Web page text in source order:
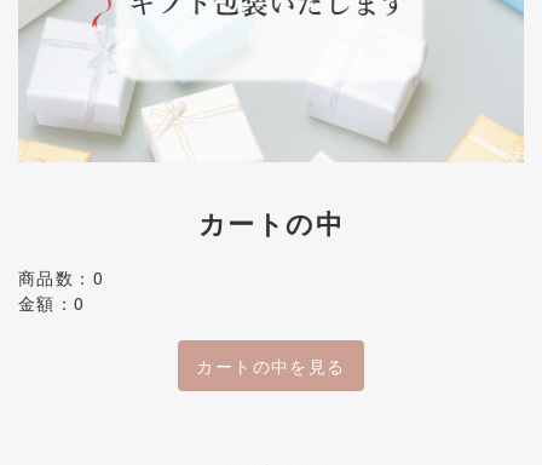
カートの中
商品数：0
金額：0
カートの中を見る